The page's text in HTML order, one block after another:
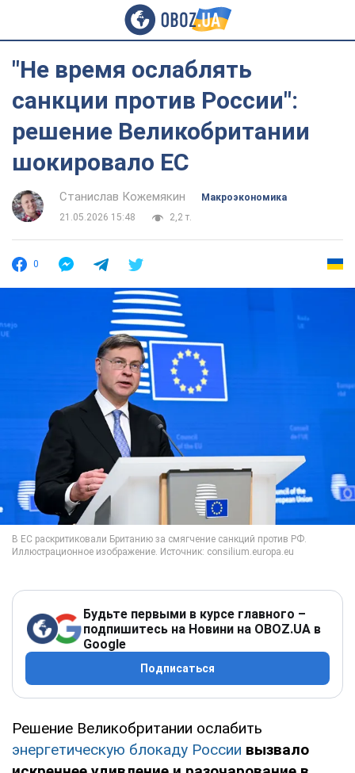
"Не время ослаблять
санкции против России":
решение Великобритании
шокировало ЕС
Станислав Кожемякин
Mакроэкономика
21.05.2026 15:48
2,2 т.
0
Будьте первыми в курсе главного –
подпишитесь на Новини на OBOZ.UA в
Google
Подписаться
Решение Великобритании ослабить
энергетическую блокаду России вызвало